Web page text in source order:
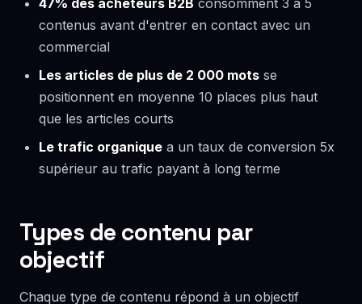
47% des acheteurs B2B consomment 3 à 5
contenus avant d'entrer en contact avec un
commercial
Les articles de plus de 2 000 mots se
positionnent en moyenne 10 places plus haut
que les articles courts
Le trafic organique a un taux de conversion 5x
supérieur au trafic payant à long terme
Types de contenu par
objectif
Chaque type de contenu répond à un objectif